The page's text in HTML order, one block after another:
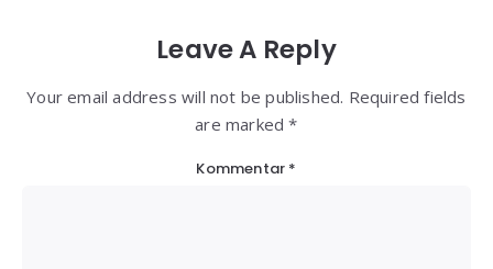
Leave A Reply
Your email address will not be published. Required fields
are marked *
Kommentar *